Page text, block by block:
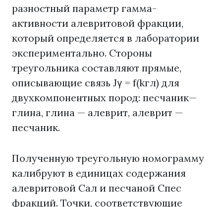
разностный параметр гамма-
активности алевритовой фракции,
который определяется в лаборатории
экспериментально. Стороны
треугольника составляют прямые,
описывающие связь Jγ = f(kгл) для
двухкомпонентных пород: песчаник—
глина, глина — алеврит, алеврит —
песчаник.
Полученную треугольную номограмму
калибруют в единицах содержания
алевритовой Сал и песчаной Спес
фракций. Точки, соответствующие